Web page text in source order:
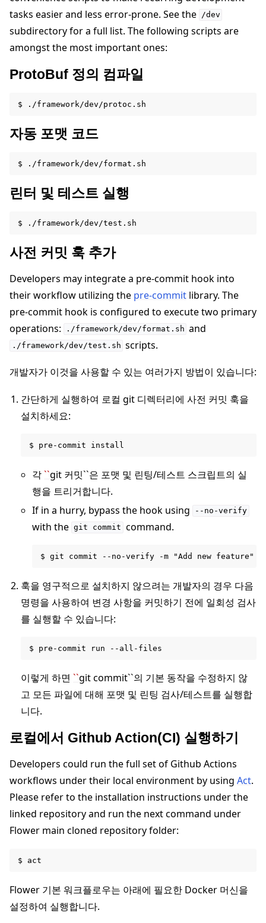
tasks easier and less error-prone. See the /dev
subdirectory for a full list. The following scripts are
amongst the most important ones:
ProtoBuf 정의 컴파일
자동 포맷 코드
린터 및 테스트 실행
사전 커밋 훅 추가
Developers may integrate a pre-commit hook into
their workflow utilizing the pre-commit library. The
pre-commit hook is configured to execute two primary
operations:
./framework/dev/format.sh and
./framework/dev/test.sh scripts.
개발자가 이것을 사용할 수 있는 여러가지 방법이 있습니다:
간단하게 실행하여 로컬 git 디렉터리에 사전 커밋 훅을
설치하세요:
각``git 커밋``은 포맷 및 린팅/테스트 스크립트의 실
행을 트리거합니다.
If in a hurry, bypass the hook using
--no-verify
with the git commit command.
훅을 영구적으로 설치하지 않으려는 개발자의 경우 다음
명령을 사용하여 변경 사항을 커밋하기 전에 일회성 검사
를 실행할 수 있습니다:
이렇게 하면``git commit``의 기본 동작을 수정하지 않
고 모든 파일에 대해 포맷 및 린팅 검사/테스트를 실행합
니다.
로컬에서 Github Action(CI) 실행하기
Developers could run the full set of Github Actions
workflows under their local environment by using Act.
Please refer to the installation instructions under the
linked repository and run the next command under
Flower main cloned repository folder:
Flower 기본 워크플로우는 아래에 필요한 Docker 머신을
설정하여 실행합니다.